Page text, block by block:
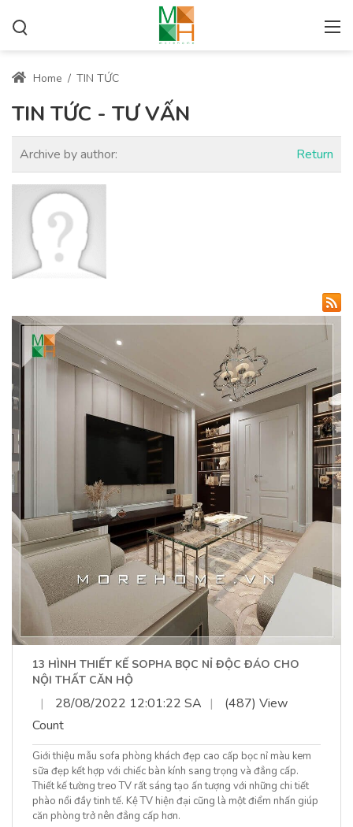
Home / TIN TỨC
TIN TỨC - TƯ VẤN
Archive by author: Return
13 HÌNH THIẾT KẾ SOPHA BỌC NỈ ĐỘC ĐÁO CHO
NỘI THẤT CĂN HỘ
| 28/08/2022 12:01:22 SA |
(487) View
Count
Giới thiệu mẫu sofa phòng khách đẹp cao cấp bọc nỉ màu kem
sữa đẹp kết hợp với chiếc bàn kính sang trọng và đẳng cấp.
Thiết kế tường treo TV rất sáng tạo ấn tượng với những chi tiết
phào nổi đầy tinh tế. Kệ TV hiện đại cũng là một điểm nhấn giúp
căn phòng trở nên đẳng cấp hơn.